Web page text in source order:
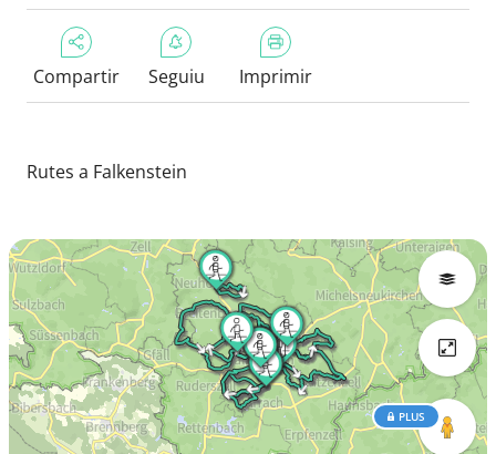
Compartir Seguiu Imprimir
Rutes a Falkenstein
PLUS